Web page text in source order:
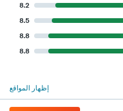
8.2
8.5
8.8
8.8
إظهار المواقع